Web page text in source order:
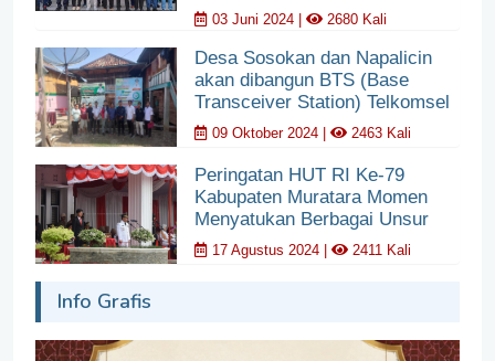
03 Juni 2024 | 2680 Kali
Desa Sosokan dan Napalicin
akan dibangun BTS (Base
Transceiver Station) Telkomsel
09 Oktober 2024 | 2463 Kali
Peringatan HUT RI Ke-79
Kabupaten Muratara Momen
Menyatukan Berbagai Unsur
17 Agustus 2024 | 2411 Kali
Info Grafis